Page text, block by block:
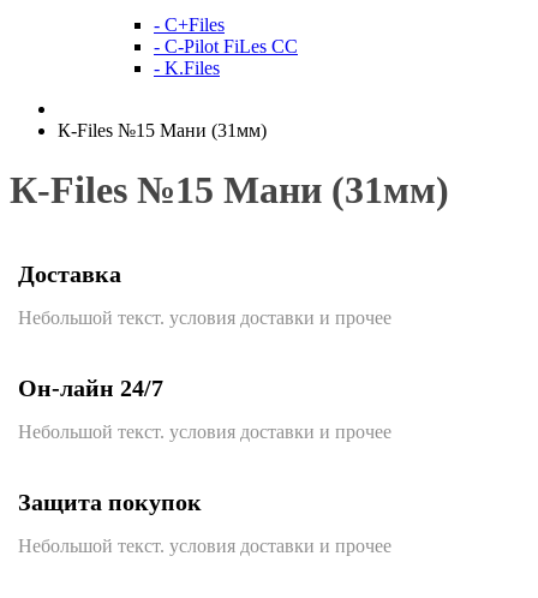
- C+Files
- C-Pilot FiLes CC
- K.Files
К-Files №15 Мани (31мм)
К-Files №15 Мани (31мм)
Доставка
Небольшой текст. условия доставки и прочее
Он-лайн 24/7
Небольшой текст. условия доставки и прочее
Защита покупок
Небольшой текст. условия доставки и прочее